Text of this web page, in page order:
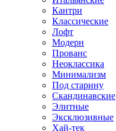
Кантри
Классические
Лофт
Модерн
Прованс
Неоклассика
Минимализм
Под старину
Скандинавские
Элитные
Эксклюзивные
Хай-тек